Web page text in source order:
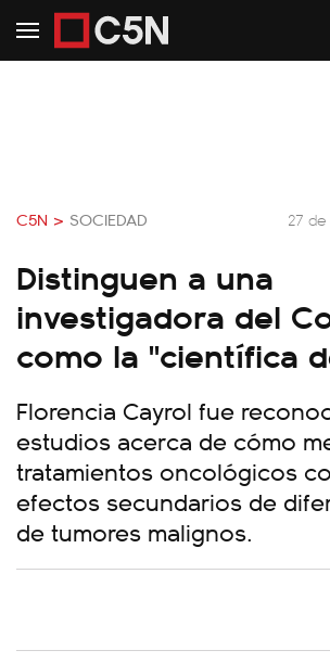
C5N > SOCIEDAD 27
Distinguen a una
investigadora del
como la "científica
Florencia Cayrol fue
estudios acerca de cómo
tratamientos oncológicos
efectos secundarios de
de tumores malignos.